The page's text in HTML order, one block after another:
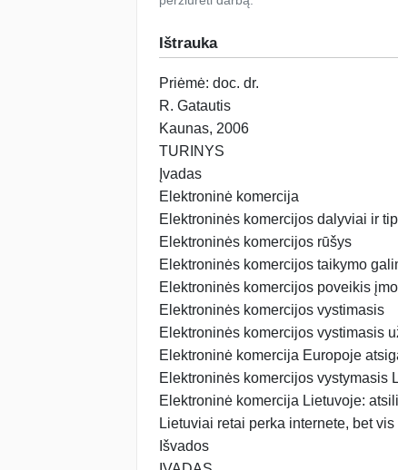
Ištrauka
Priėmė: doc. dr.
R. Gatautis
Kaunas, 2006
TURINYS
Įvadas
Elektroninė komercija
Elektroninės komercijos dalyviai ir
Elektroninės komercijos rūšys
Elektroninės komercijos taikymo
Elektroninės komercijos poveikis
Elektroninės komercijos vystimasis
Elektroninės komercijos vystimasis
Elektroninė komercija Europoje
Elektroninės komercijos vystymasis
Elektroninė komercija Lietuvoje:
Lietuviai retai perka internete, bet
Išvados